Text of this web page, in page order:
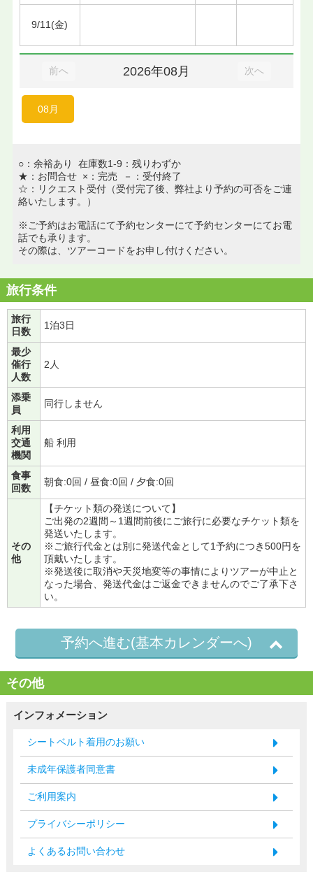
9/11(金)
前へ 2026年08月 次へ
08月
○：余裕あり 在庫数1-9：残りわずか
★：お問合せ ×：完売 －：受付終了
☆：リクエスト受付（受付完了後、弊社より予約の可否をご連
絡いたします。）
※ご予約はお電話にて予約センターにて予約センターにてお電
話でも承ります。
その際は、ツアーコードをお申し付けください。
旅行条件
旅行
日数
1泊3日
最少
催行
人数
2人
添乗
員
同行しません
利用
交通
機関
船 利用
食事
回数
朝食:0回 / 昼食:0回 / 夕食:0回
その
他
【チケット類の発送について】
ご出発の2週間～1週間前後にご旅行に必要なチケット類を
発送いたします。
※ご旅行代金とは別に発送代金として1予約につき500円を
頂戴いたします。
※発送後に取消や天災地変等の事情によりツアーが中止と
なった場合、発送代金はご返金できませんのでご了承下さ
い。
予約へ進む(基本カレンダーへ)
その他
インフォメーション
シートベルト着用のお願い
未成年保護者同意書
ご利用案内
プライバシーポリシー
よくあるお問い合わせ